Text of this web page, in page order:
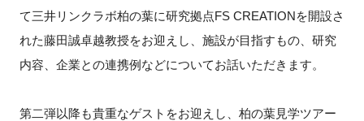
て三井リンクラボ柏の葉に研究拠点FS CREATIONを開設さ
れた藤田誠卓越教授をお迎えし、施設が目指すもの、研究
内容、企業との連携例などについてお話いただきます。
第二弾以降も貴重なゲストをお迎えし、柏の葉見学ツアー